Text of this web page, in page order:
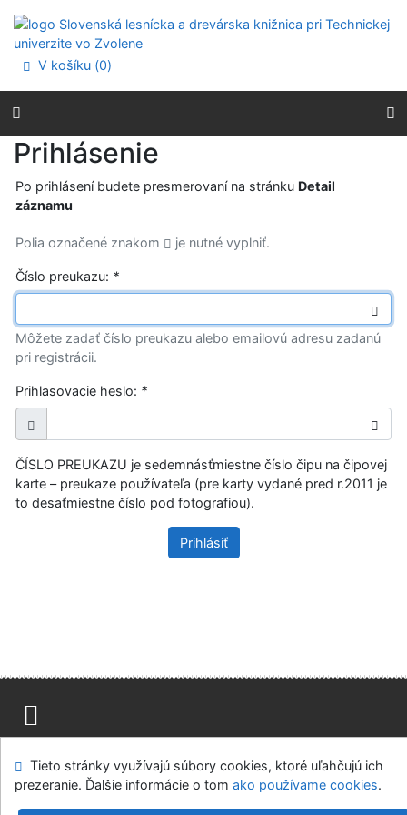
Prejsť na menu
Prehlásenie o webovej prístupnosti
V košíku (0)
Prihlásenie
Po prihlásení budete presmerovaní na stránku Detail
záznamu
Polia označené znakom je nutné vyplniť.
Číslo preukazu: *
Môžete zadať číslo preukazu alebo emailovú adresu zadanú
pri registrácii.
Prihlasovacie heslo: *
ČÍSLO PREUKAZU je sedemnásťmiestne číslo čipu na čipovej
karte – preukaze používateľa (pre karty vydané pred r.2011 je
to desaťmiestne číslo pod fotografiou).
Prihlásiť
Modul OpenSearch
Napíšte nám Nastavenie cookies
Tieto stránky využívajú súbory cookies, ktoré uľahčujú ich
prezeranie. Ďalšie informácie o tom ako používame cookies.